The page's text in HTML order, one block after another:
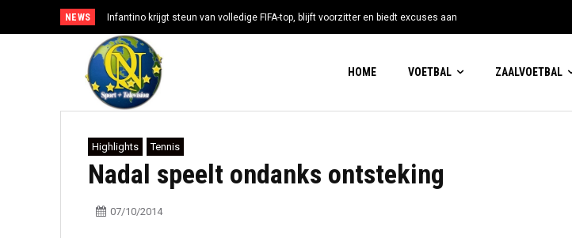
NEWS Infantino krijgt steun van volledige FIFA-top, blijft voorzitter en biedt excuses aan
HOME VOETBAL ZAALVOETBAL
Highlights Tennis
Nadal speelt ondanks ontsteking
07/10/2014